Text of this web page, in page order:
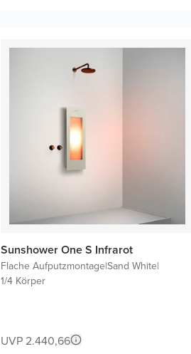
Sunshower One S Infrarot
Flache Aufputzmontage|Sand White|
1/4 Körper
UVP 2.440,66